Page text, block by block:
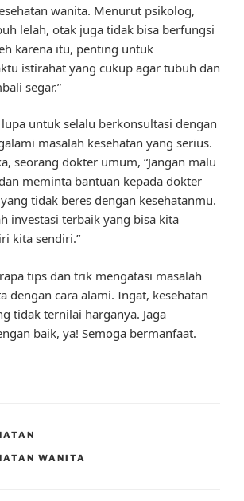
wanita. Menurut psikolog,
lelah, otak juga tidak bisa berfungsi
karena itu, penting untuk
istirahat yang cukup agar tubuh dan
segar.”
untuk selalu berkonsultasi dengan
masalah kesehatan yang serius.
seorang dokter umum, “Jangan malu
meminta bantuan kepada dokter
tidak beres dengan kesehatanmu.
investasi terbaik yang bisa kita
kita sendiri.”
tips dan trik mengatasi masalah
dengan cara alami. Ingat, kesehatan
tidak ternilai harganya. Jaga
baik, ya! Semoga bermanfaat.
WANITA